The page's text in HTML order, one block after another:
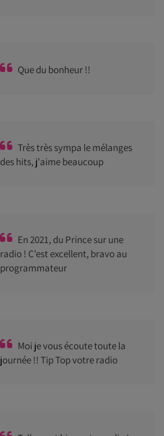
Que du bonheur !!
Très très sympa le mélanges
des hits, j'aime beaucoup
En 2021, du Prince sur une
radio ! C'est excellent, bravo au
programmateur
Moi je vous écoute toute la
journée !! Tip Top votre radio